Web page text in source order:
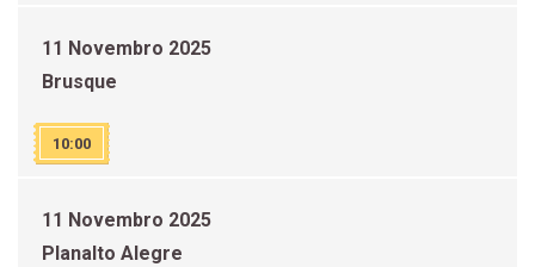
11 Novembro 2025
Brusque
10:00
11 Novembro 2025
Planalto Alegre